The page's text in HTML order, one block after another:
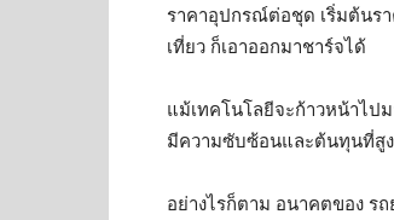
ราคาอุปกรณ์ต่อชุด เริ่มต้นร
เที่ยว ก็เอาออกมาชาร์จได้
แม้เทคโนโลยีจะก้าวหน้าไป
มีความซับซ้อนและต้นทุนที่สู
อย่างไรก็ตาม อนาคตของ ร